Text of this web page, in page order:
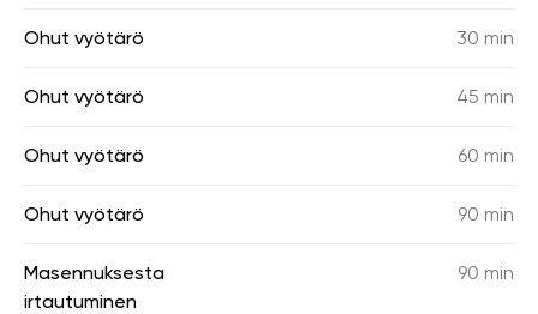
Ohut vyötärö 30 min
Ohut vyötärö 45 min
Ohut vyötärö 60 min
Ohut vyötärö 90 min
Masennuksesta
irtautuminen
90 min